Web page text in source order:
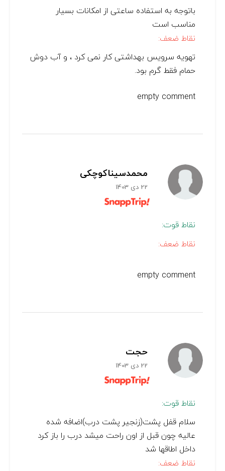
باتوجه به استفاده ساعتی از امکانات بسیار
مناسب است
نقاط ضعف:
تهویه سرویس بهداشتی کار نمی کرد ، و آب دوش
حمام فقط گرم بود.
empty comment
محمدسیناکوچکی
22 دی 1403
نقاط قوت:
نقاط ضعف:
empty comment
حجت
22 دی 1403
نقاط قوت:
سلام قفل پشت(زنجیر پشت درب)اضافه شده
عالیه چون قبل از اون راحت میشد درب را باز کرد
داخل اطاقها شد
نقاط ضعف: